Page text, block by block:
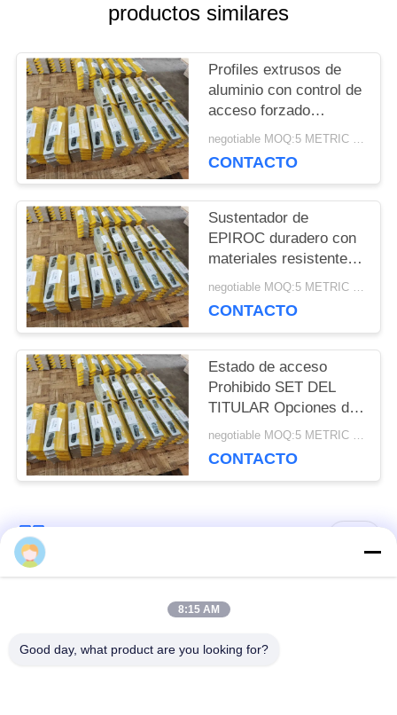
UNA
CITA
MAPA
DEL
SITIO
POLÍTICAS
DE
PRIVACIDAD
productos similares
Profiles extrusos de
aluminio con control de
acceso forzado
diseñados para una
consistentes en
fabricación a gran
escala
negotiable MOQ:5 METRIC TONS
CONTACTO
Sustentador de
EPIROC duradero con
materiales resistentes
a la corrosión que
prolongada en
adversas
negotiable MOQ:5 METRIC TONS
CONTACTO
Estado de acceso
Prohibido SET DEL
TITULAR Opciones de
montaje flexibles
adaptarse a diversas
negotiable MOQ:5 METRIC TONS
CONTACTO
Barra redonda de
8:15 AM
Good day, what product are you looking for?